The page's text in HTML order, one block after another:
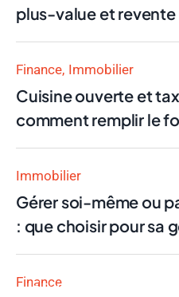
plus-value et revente
Finance Immobilier
Cuisine ouverte et
comment remplir le
Immobilier
Gérer soi-même ou
: que choisir pour sa
Finance
Finance